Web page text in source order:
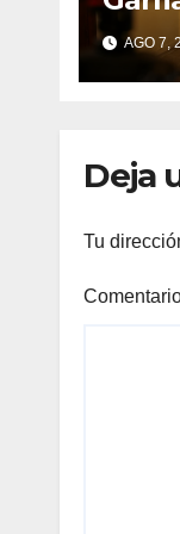
deAGO 7,
Deja
Tu